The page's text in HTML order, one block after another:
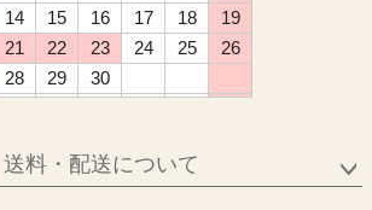
14 15 16 17 18
19
21 22 23 24 25
26
28 29
30
送料・配送について